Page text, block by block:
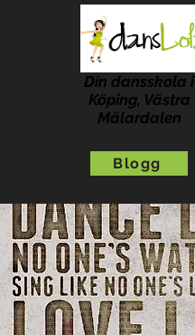
Din dansskola i
Köping, Västra
Mälardalen
Blogg